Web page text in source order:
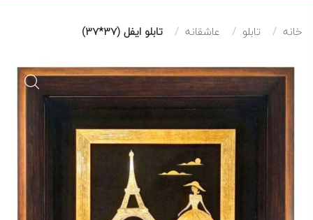
خانه تابلو عاشقانه تابلو ایفل (37*37)